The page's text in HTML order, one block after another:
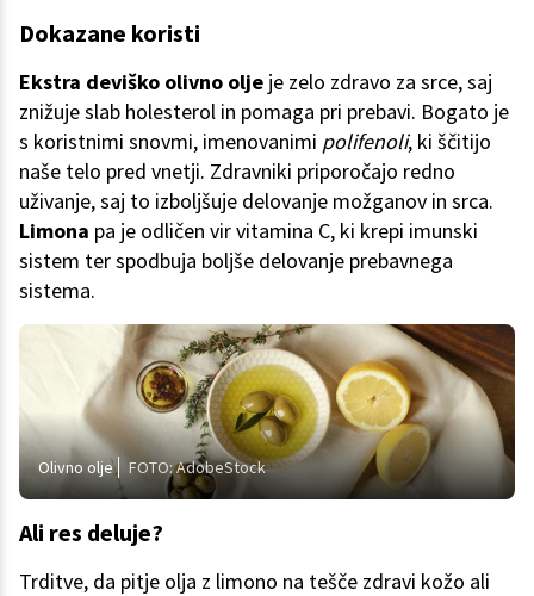
Dokazane koristi
Ekstra deviško olivno olje je zelo zdravo za srce, saj
znižuje slab holesterol in pomaga pri prebavi. Bogato je
s koristnimi snovmi, imenovanimi polifenoli, ki ščitijo
naše telo pred vnetji. Zdravniki priporočajo redno
uživanje, saj to izboljšuje delovanje možganov in srca.
Limona pa je odličen vir vitamina C, ki krepi imunski
sistem ter spodbuja boljše delovanje prebavnega
sistema.
Olivno olje FOTO: AdobeStock
Ali res deluje?
Trditve, da pitje olja z limono na tešče zdravi kožo ali